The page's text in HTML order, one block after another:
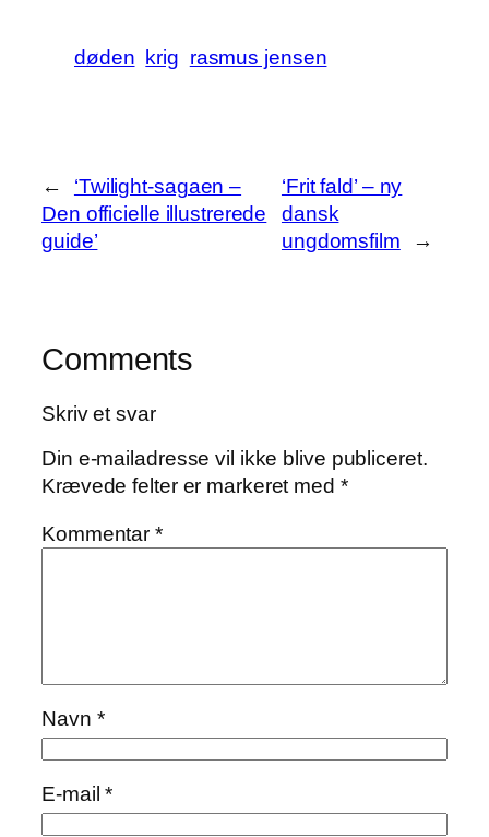
døden krig rasmus jensen
←
‘Twilight-sagaen –
Den officielle illustrerede
guide’
‘Frit fald’ – ny
dansk
ungdomsfilm
→
Comments
Skriv et svar
Din e-mailadresse vil ikke blive publiceret.
Krævede felter er markeret med *
Kommentar*
Navn *
E-mail*